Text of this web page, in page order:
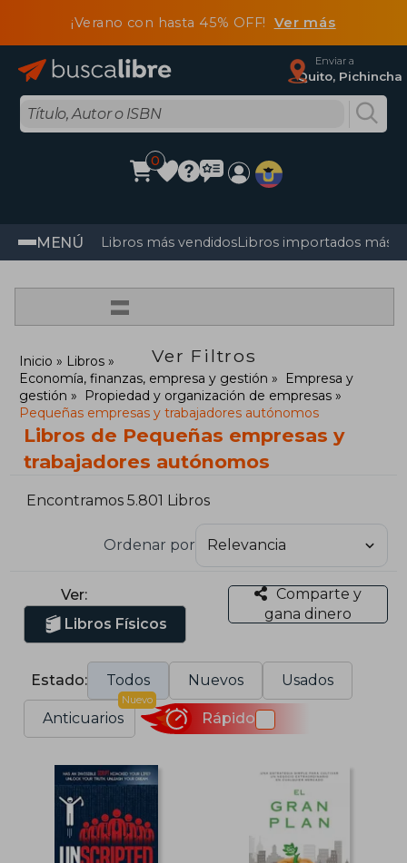
¡Verano con hasta 45% OFF! Ver más
Enviar a
Quito, Pichincha
0
MENÚ Libros más vendidosLibros importados más
=
Ver Filtros
Inicio
Libros
Economía, finanzas, empresa y gestión
Empresa y
gestión
Propiedad y organización de empresas
Pequeñas empresas y trabajadores autónomos
Libros de Pequeñas empresas y
trabajadores autónomos
Encontramos 5.801 Libros
Ordenar por
Ver:
Libros Físicos
Comparte y
gana dinero
Estado: Todos Nuevos Usados
Anticuarios
Nuevo
Rápido